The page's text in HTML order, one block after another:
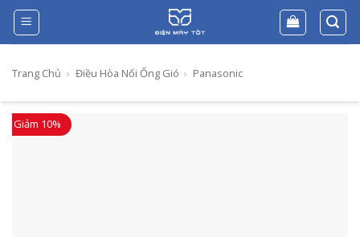
Skip
content
Trang Chủ › Điều Hòa Nối Ống Gió › Panasonic
Giảm 10%